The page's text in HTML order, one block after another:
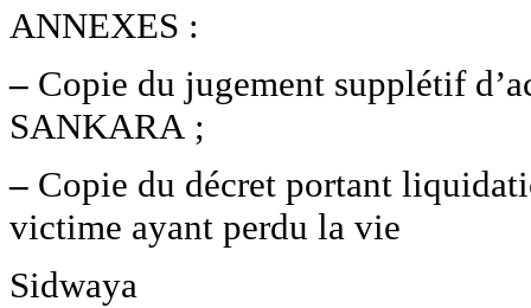
ANNEXES :
– Copie du jugement supplétif
SANKARA ;
– Copie du décret portant
victime ayant perdu la vie
Sidwaya